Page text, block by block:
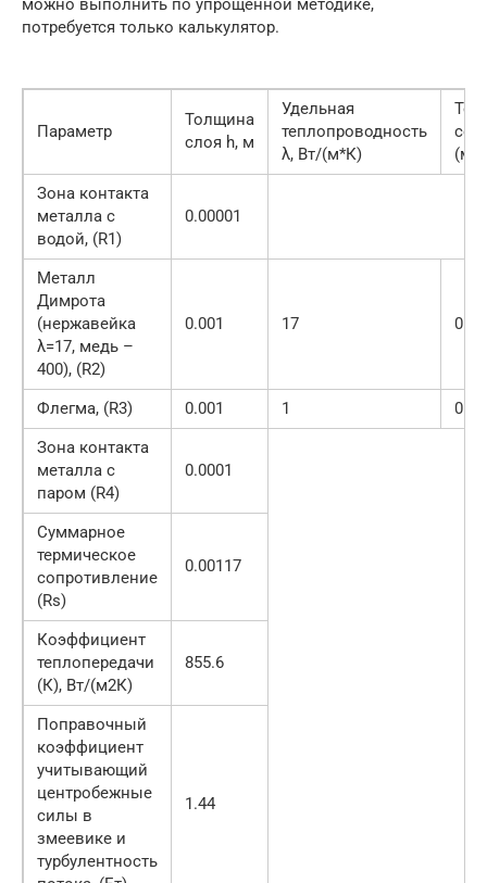
потребуется только калькулятор.
Параметр
Толщина
слоя h, м
Удельная
теплопроводность
λ, Вт/(м*К)
Зона контакта
металла с
водой, (R1)
0.00001
Металл
Димрота
(нержавейка
λ=17, медь –
400), (R2)
0.001 17
Флегма, (R3) 0.001 1
Зона контакта
металла с
паром (R4)
0.0001
Суммарное
термическое
сопротивление
(Rs)
0.00117
Коэффициент
теплопередачи
(К), Вт/(м2К)
855.6
Поправочный
коэффициент
учитывающий
центробежные
силы в
змеевике и
турбулентность
1.44